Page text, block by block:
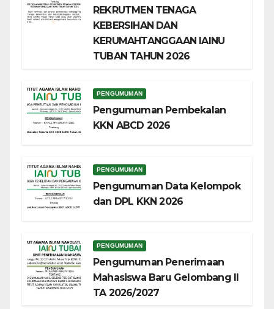
REKRUTMEN TENAGA
KEBERSIHAN DAN
KERUMAHTANGGAAN IAINU
TUBAN TAHUN 2026
PENGUMUMAN
Pengumuman Pembekalan
KKN ABCD 2026
PENGUMUMAN
Pengumuman Data Kelompok
dan DPL KKN 2026
PENGUMUMAN
Pengumuman Penerimaan
Mahasiswa Baru Gelombang II
TA 2026/2027